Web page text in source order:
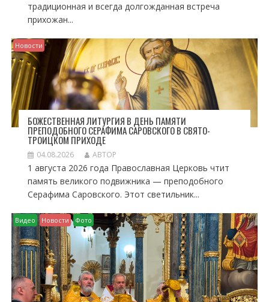
традиционная и всегда долгожданная встреча
прихожан...
Новости
БОЖЕСТВЕННАЯ ЛИТУРГИЯ В ДЕНЬ ПАМЯТИ
ПРЕПОДОБНОГО СЕРАФИМА САРОВСКОГО В СВЯТО-
ТРОИЦКОМ ПРИХОДЕ
04.08.2026 АВТОР
1 августа 2026 года Православная Церковь чтит
память великого подвижника — преподобного
Серафима Саровского. Этот светильник...
Видео Новости Фото